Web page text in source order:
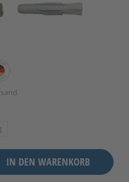
IN DEN WARENKORB